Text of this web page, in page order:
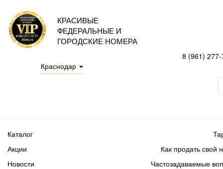
КРАСИВЫЕ
ФЕДЕРАЛЬНЫЕ И
ГОРОДСКИЕ НОМЕРА
Краснодар
8 (961)
Каталог
Акции
Новости
Как продать свой
Частозадаваемые